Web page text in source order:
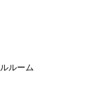
ルーム